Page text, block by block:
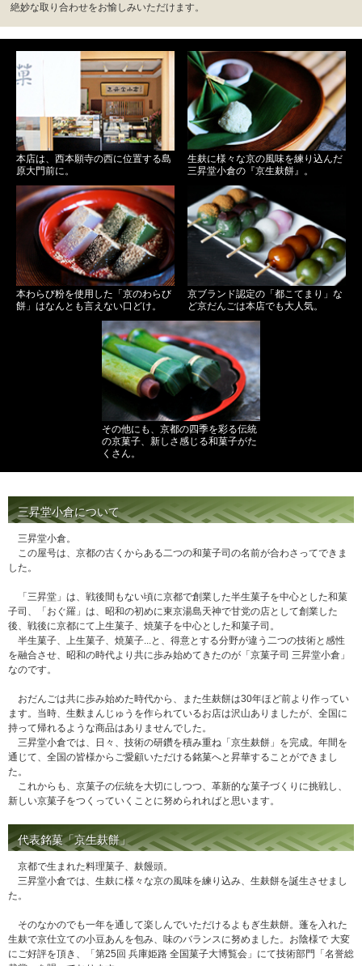
絶妙な取り合わせをお愉しみいただけます。
本店は、西本願寺の西に位置する島
原大門前に。
生麸に様々な京の風味を練り込んだ
三昇堂小倉の『京生麸餅』。
本わらび粉を使用した「京のわらび
餅」はなんとも言えない口どけ。
京ブランド認定の「都こてまり」な
ど京だんごは本店でも大人気。
その他にも、京都の四季を彩る伝統
の京菓子、新しさ感じる和菓子がた
くさん。
三昇堂小倉について
三昇堂小倉。
この屋号は、京都の古くからある二つの和菓子司の名前が合わさってできま
した。
「三昇堂」は、戦後間もない頃に京都で創業した半生菓子を中心とした和菓
子司、「おぐ羅」は、昭和の初めに東京湯島天神で甘党の店として創業した
後、戦後に京都にて上生菓子、焼菓子を中心とした和菓子司。
半生菓子、上生菓子、焼菓子...と、得意とする分野が違う二つの技術と感性
を融合させ、昭和の時代より共に歩み始めてきたのが「京菓子司 三昇堂小倉」
なのです。
おだんごは共に歩み始めた時代から、また生麸餅は30年ほど前より作ってい
ます。当時、生麩まんじゅうを作られているお店は沢山ありましたが、全国に
持って帰れるような商品はありませんでした。
三昇堂小倉では、日々、技術の研鑽を積み重ね「京生麸餅」を完成。年間を
通じて、全国の皆様からご愛顧いただける銘菓へと昇華することができまし
た。
これからも、京菓子の伝統を大切にしつつ、革新的な菓子づくりに挑戦し、
新しい京菓子をつくっていくことに努められればと思います。
代表銘菓「京生麸餅」
京都で生まれた料理菓子、麸饅頭。
三昇堂小倉では、生麸に様々な京の風味を練り込み、生麸餅を誕生させまし
た。
そのなかのでも一年を通して楽しんでいただけるよもぎ生麸餅。蓬を入れた
生麸で京仕立ての小豆あんを包み、味のバランスに努めました。お陰様で 大変
にご好評を頂き、「第25回 兵庫姫路 全国菓子大博覧会」にて技術部門「名誉総